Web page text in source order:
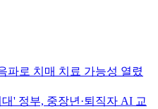
파로 치매 치료 가능성 열렸
' 정부, 중장년·퇴직자 AI 교